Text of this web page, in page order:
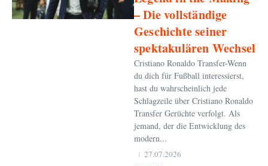
– Die vollständige
Geschichte seiner
spektakulären Wechsel
Cristiano Ronaldo Transfer-Wenn
du dich für Fußball interessierst,
hast du wahrscheinlich jede
Schlagzeile über Cristiano Ronaldo
Transfer Gerüchte verfolgt. Als
jemand, der die Entwicklung des
modern...
27.07.2026